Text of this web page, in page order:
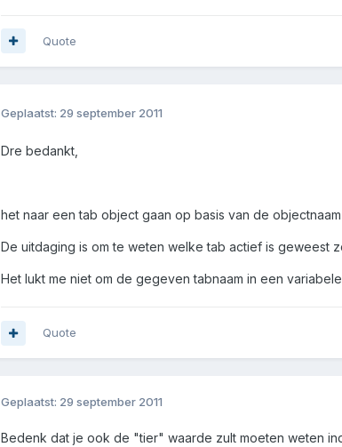
Quote
Geplaatst: 29 september 2011
Dre bedankt,
het naar een tab object gaan op basis van de
De uitdaging is om te weten welke tab actief is geweest
Het lukt me niet om de gegeven tabnaam in een
Quote
Geplaatst: 29 september 2011
Bedenk dat je ook de "tier" waarde zult moeten weten